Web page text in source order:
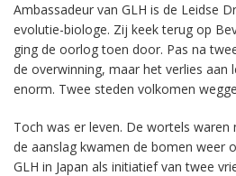
Ambassadeur van GLH is de Leidse
evolutie-biologe. Zij keek terug op
ging de oorlog toen door. Pas na
de overwinning, maar het verlies aan
enorm. Twee steden volkomen
Toch was er leven. De wortels
de aanslag kwamen de bomen weer
GLH in Japan als initiatief van twee